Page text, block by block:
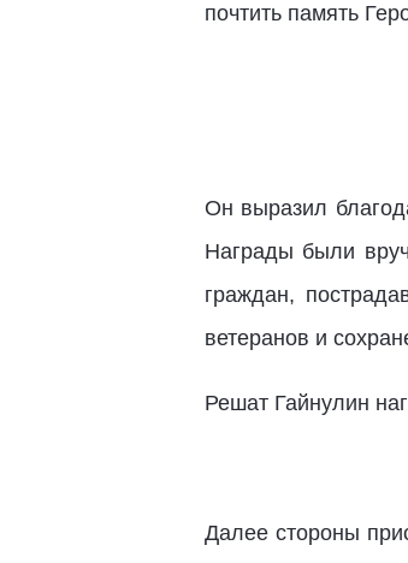
почтить память
Он выразил
Награды были
граждан,
ветеранов и
Решат Гайнулин
Далее стороны